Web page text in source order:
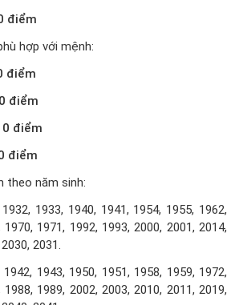
điểm
hợp với mệnh:
điểm
điểm
điểm
điểm
theo năm sinh:
1933, 1940, 1941, 1954, 1955, 1962,
1970, 1971, 1992, 1993, 2000, 2001, 2014,
2031.
1942, 1943, 1950, 1951, 1958, 1959, 1972,
1988, 1989, 2002, 2003, 2010, 2011, 2019,